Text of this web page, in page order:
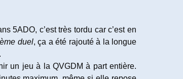
5ADO, c’est très tordu car c’est en
duel, ça a été rajouté à la longue
un jeu à la QVGDM à part entière.